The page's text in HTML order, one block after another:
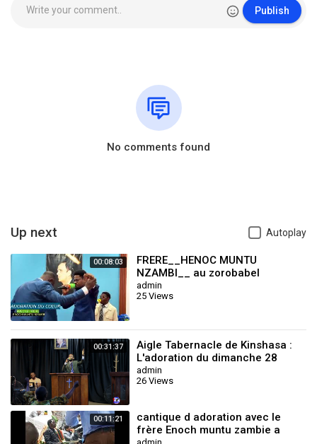
Publish
No comments found
Up next Autoplay
00:08:03
FRERE__HENOC MUNTU
NZAMBI__ au zorobabel
tabernacle de kolwezi__
admin
25 Views
00:31:37
Aigle Tabernacle de Kinshasa :
L'adoration du dimanche 28
Septembre 2025 avec le Frère
Seth Mul
admin
26 Views
00:11:21
cantique d adoration avec le
frère Enoch muntu zambie a